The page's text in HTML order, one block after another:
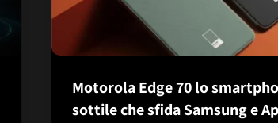
Motorola Edge 70 lo
sottile che sfida Samsung e